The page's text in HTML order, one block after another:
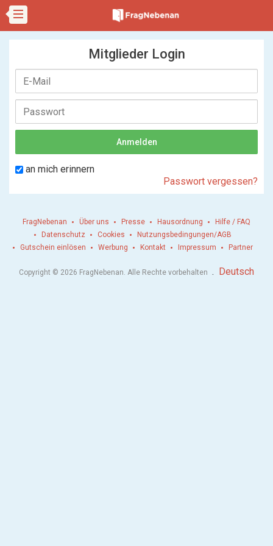
Mitglieder Login
an mich erinnern
Passwort vergessen?
FragNebenan Über uns Presse Hausordnung
Hilfe / FAQ
Datenschutz
Cookies
Nutzungsbedingungen/AGB
Gutschein einlösen
Werbung Kontakt Impressum Partner
Copyright © 2026 FragNebenan. Alle Rechte vorbehalten . Deutsch